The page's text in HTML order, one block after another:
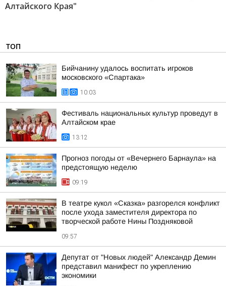
Алтайского Края"
ТОП
Бийчанину удалось воспитать игроков
московского «Спартака»
10:03
Фестиваль национальных культур проведут в
Алтайском крае
13:12
Прогноз погоды от «Вечернего Барнаула» на
предстоящую неделю
09:19
В театре кукол «Сказка» разгорелся конфликт
после ухода заместителя директора по
творческой работе Нины Поздняковой
09:57
Депутат от "Новых людей" Александр Демин
представил манифест по укреплению
экономики